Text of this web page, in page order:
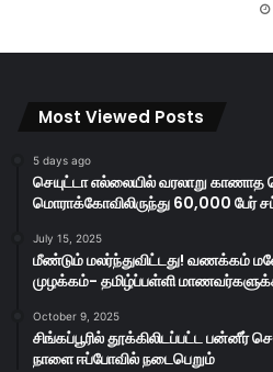
Most Viewed Posts
5 days ago
செயுட்டா எல்லையில் வரலாறு காணாத
மொராக்கோவிலிருந்து 60,000 பேர்
July 15, 2025
மீண்டும் மலர்ந்துவிட்டது! வணக்கம்
முழக்கம்- தமிழ்ப்பள்ளி
October 9, 2025
சிங்கப்பூரில் தூக்கிலிடப்பட்ட
நாளை ஈப்போவில் நடைபெறும்